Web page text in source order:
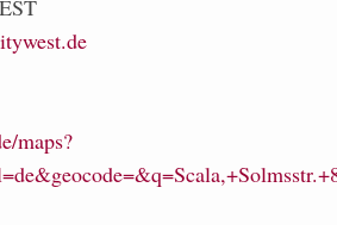
maps?